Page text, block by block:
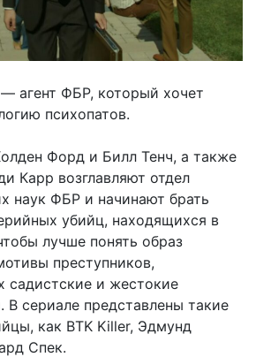
агент ФБР, который хочет
психопатов.
Форд и Билл Тенч, а также
Карр возглавляют отдел
наук ФБР и начинают брать
убийц, находящихся в
лучше понять образ
преступников,
и жестокие
В сериале представлены такие
как BTK Killer, Эдмунд
Спек.